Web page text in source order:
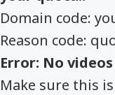
Domain code:
Reason code:
Error: No
Make sure this